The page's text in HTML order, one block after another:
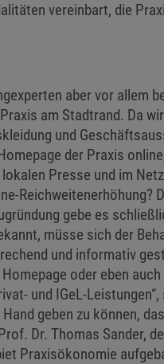
vereinbart, die
aber vor allem
am Stadtrand. Da
und
der Praxis
Presse und im
Reichweitenerhöhung?
gebe es
müsse sich der
und informativ
oder eben
und IGeL-Leistungen“,
geben zu können,
Dr. Thomas Sander,
Praxisökonomie